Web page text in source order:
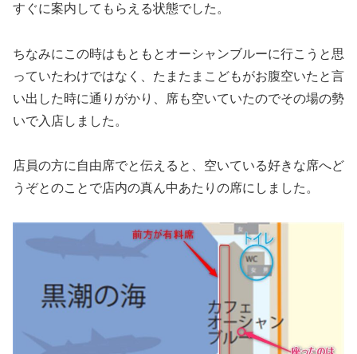
すぐに案内してもらえる状態でした。
ちなみにこの時はもともとオーシャンブルーに行こうと思
っていたわけではなく、たまたまこどもがお腹空いたと言
い出した時に通りがかり、席も空いていたのでその場の勢
いで入店しました。
店員の方に自由席でと伝えると、空いている好きな席へど
うぞとのことで店内の真ん中あたりの席にしました。